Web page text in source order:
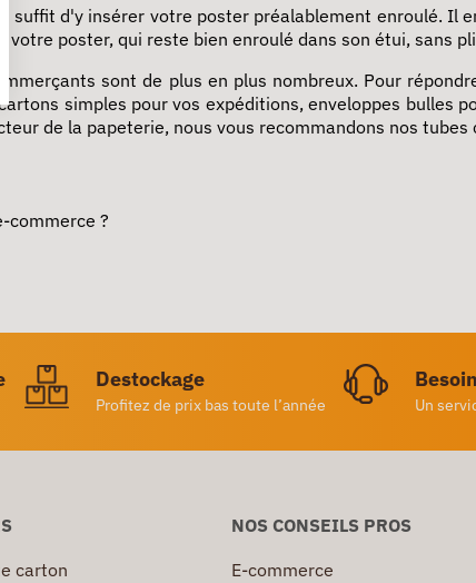
suffit d'y insérer votre poster préalablement enroulé. Il
poster, qui reste bien enroulé dans son étui, sans
sont de plus en plus nombreux. Pour
simples pour vos expéditions,enveloppes bulles
de la papeterie, nous vous recommandons nos tubes
commerce ?
Destockage
Profitez de prix bas toute l’année Un
carton
NOS CONSEILS PROS
E-commerce